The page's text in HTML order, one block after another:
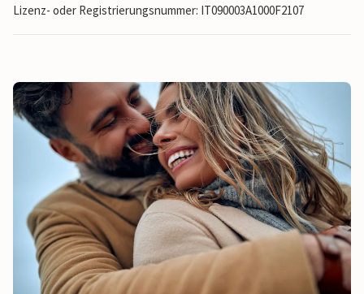
Lizenz- oder Registrierungsnummer: IT090003A1000F2107